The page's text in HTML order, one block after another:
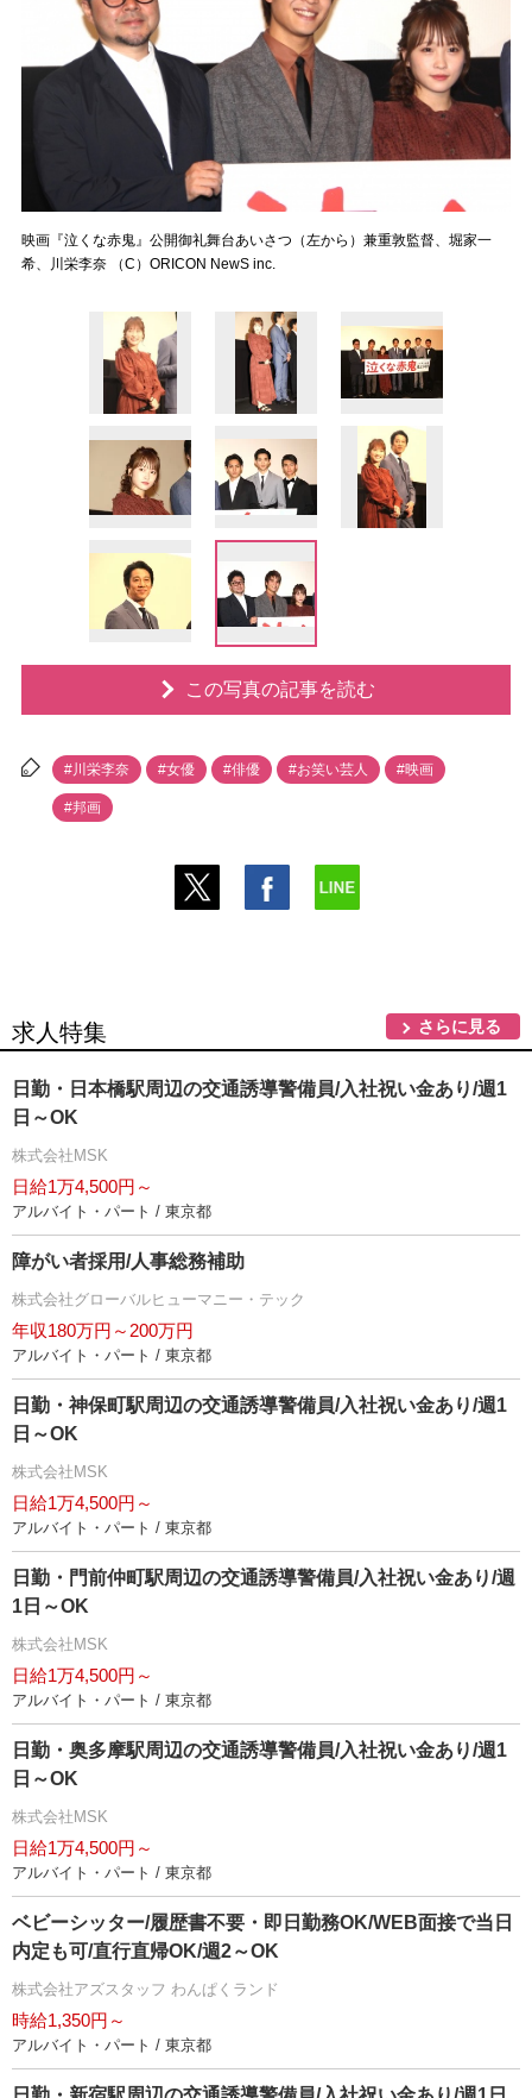
映画『泣くな赤鬼』公開御礼舞台あいさつ（左から）兼重敦監督、堀家一
希、川栄李奈 （C）ORICON NewS inc.
この写真の記事を読む
#川栄李奈 #女優 #俳優 #お笑い芸人 #映画
#邦画
求人特集 さらに見る
日勤・日本橋駅周辺の交通誘導警備員/入社祝い金あり/週1
日～OK
株式会社MSK
日給1万4,500円～
アルバイト・パート / 東京都
障がい者採用/人事総務補助
株式会社グローバルヒューマニー・テック
年収180万円～200万円
アルバイト・パート / 東京都
日勤・神保町駅周辺の交通誘導警備員/入社祝い金あり/週1
日～OK
株式会社MSK
日給1万4,500円～
アルバイト・パート / 東京都
日勤・門前仲町駅周辺の交通誘導警備員/入社祝い金あり/週
1日～OK
株式会社MSK
日給1万4,500円～
アルバイト・パート / 東京都
日勤・奥多摩駅周辺の交通誘導警備員/入社祝い金あり/週1
日～OK
株式会社MSK
日給1万4,500円～
アルバイト・パート / 東京都
ベビーシッター/履歴書不要・即日勤務OK/WEB面接で当日
内定も可/直行直帰OK/週2～OK
株式会社アズスタッフ わんぱくランド
時給1,350円～
アルバイト・パート / 東京都